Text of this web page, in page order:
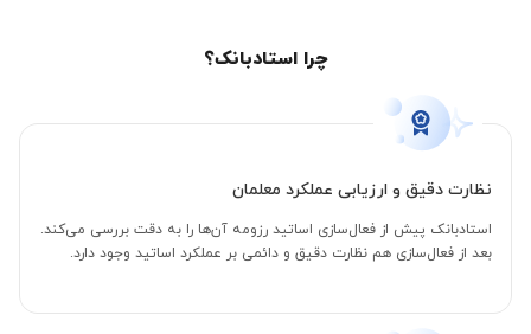
چرا استادبانک؟
نظارت دقیق و ارزیابی عملکرد معلمان
استادبانک پیش از فعال‌سازی اساتید رزومه آن‌ها را به دقت بررسی می‌کند.
بعد از فعال‌سازی هم نظارت دقیق و دائمی بر عملکرد اساتید وجود دارد.